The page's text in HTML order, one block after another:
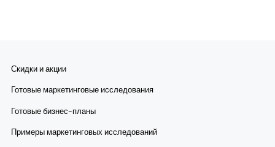
Скидки и акции
Готовые маркетинговые исследования
Готовые бизнес-планы
Примеры маркетинговых исследований